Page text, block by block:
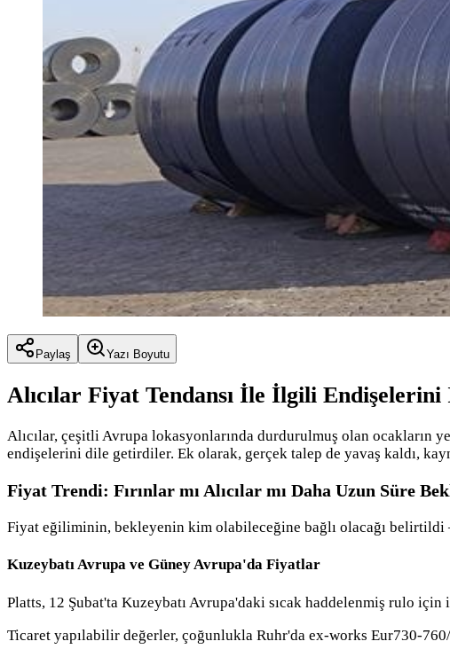
Paylaş Yazı Boyutu
Alıcılar Fiyat Tendansı İle İlgili
Alıcılar, çeşitli Avrupa lokasyonlarında durdurulmuş olan ocakların
endişelerini dile getirdiler. Ek olarak, gerçek talep de yavaş kaldı,
Fiyat Trendi: Fırınlar mı Alıcılar mı Daha Uzun Süre
Fiyat eğiliminin, bekleyenin kim olabileceğine bağlı olacağı belirtildi –
Kuzeybatı Avrupa ve Güney Avrupa'da Fiyatlar
Platts, 12 Şubat'ta Kuzeybatı Avrupa'daki sıcak haddelenmiş rulo
Ticaret yapılabilir değerler, çoğunlukla Ruhr'da ex-works Eur730-